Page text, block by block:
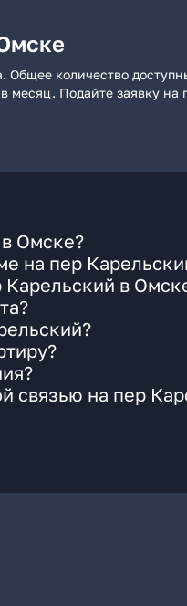
количество
Подайте заявку
Омске?
на пер
Карельский в
связью на пер